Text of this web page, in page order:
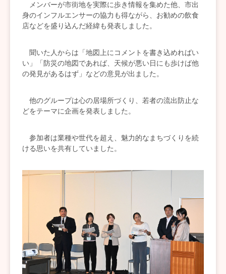
メンバーが市街地を実際に歩き情報を集めた他、市出
身のインフルエンサーの協力も得ながら、お勧めの飲食
店などを盛り込んだ経緯も発表しました。
聞いた人からは「地図上にコメントを書き込めればい
い」「防災の地図であれば、天候が悪い日にも歩けば他
の発見があるはず」などの意見が出ました。
他のグループは心の居場所づくり、若者の流出防止な
どをテーマに企画を発表しました。
参加者は業種や世代を超え、魅力的なまちづくりを続
ける思いを共有していました。